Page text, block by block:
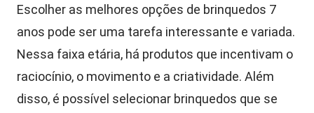
Escolher as melhores opções de brinquedos 7
anos pode ser uma tarefa interessante e variada.
Nessa faixa etária, há produtos que incentivam o
raciocínio, o movimento e a criatividade. Além
disso, é possível selecionar brinquedos que se